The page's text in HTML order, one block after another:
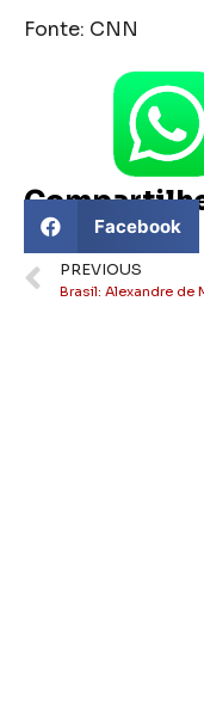
Fonte: CNN
Facebook
PREVIOUS